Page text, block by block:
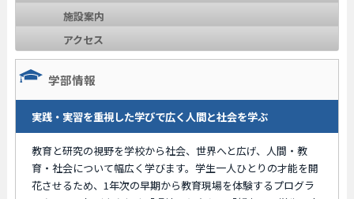
施設案内
アクセス
学部情報
実践・実習を重視した学びで広く人間と社会を学ぶ
教育と研究の視野を学校から社会、世界へと広げ、人間・教
育・社会について幅広く学びます。学生一人ひとりの才能を開
花させるため、1年次の早期から教育現場を体験するプログラ